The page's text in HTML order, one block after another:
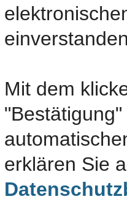
Mit dem
erklären Sie